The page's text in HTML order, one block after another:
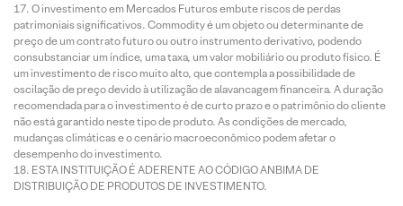
O investimento em Mercados Futuros embute riscos de perdas
patrimoniais significativos. Commodity é um objeto ou determinante de
preço de um contrato futuro ou outro instrumento derivativo, podendo
consubstanciar um índice, uma taxa, um valor mobiliário ou produto físico. É
um investimento de risco muito alto, que contempla a possibilidade de
oscilação de preço devido à utilização de alavancagem financeira. A duração
recomendada para o investimento é de curto prazo e o patrimônio do cliente
não está garantido neste tipo de produto. As condições de mercado,
mudanças climáticas e o cenário macroeconômico podem afetar o
desempenho do investimento.
ESTA INSTITUIÇÃO É ADERENTE AO CÓDIGO ANBIMA DE
DISTRIBUIÇÃO DE PRODUTOS DE INVESTIMENTO.